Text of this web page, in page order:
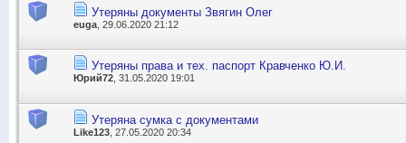
Утеряны документы Звягин Олег
euga , 29.06.2020 21:12
Утеряны права и тех. паспорт Кравченко Ю.И.
Юрий72 , 31.05.2020 19:01
Утеряна сумка с документами
Like123 , 27.05.2020 20:34